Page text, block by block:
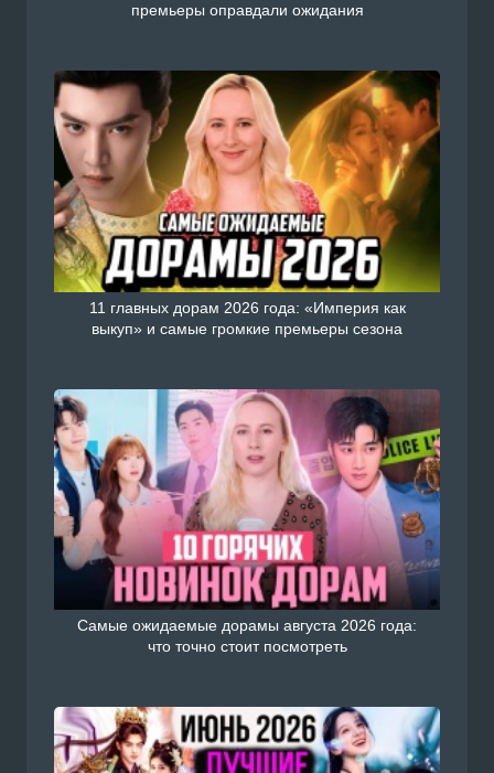
премьеры оправдали ожидания
11 главных дорам 2026 года: «Империя как
выкуп» и самые громкие премьеры сезона
Самые ожидаемые дорамы августа 2026 года:
что точно стоит посмотреть